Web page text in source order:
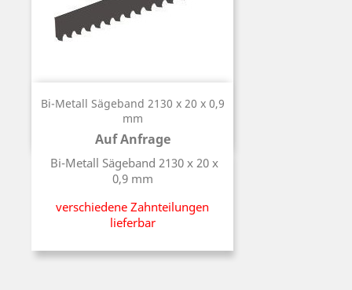
Bi-Metall Sägeband 2130 x 20 x 0,9
mm
Auf Anfrage
Preis
Bi-Metall Sägeband 2130 x 20 x
0,9 mm
verschiedene Zahnteilungen
lieferbar